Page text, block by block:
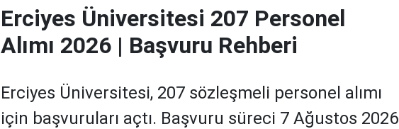
Erciyes Üniversitesi 207 Personel
Alımı 2026 | Başvuru Rehberi
Erciyes Üniversitesi, 207 sözleşmeli personel alımı
için başvuruları açtı. Başvuru süreci 7 Ağustos 2026